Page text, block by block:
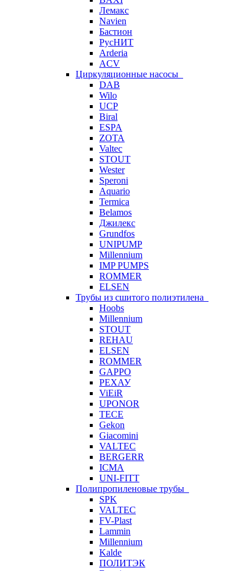
Лемакс
Navien
Бастион
РусНИТ
Arderia
ACV
Циркуляционные насосы
DAB
Wilo
UCP
Biral
ESPA
ZOTA
Valtec
STOUT
Wester
Speroni
Aquario
Termica
Belamos
Джилекс
Grundfos
UNIPUMP
Millennium
IMP PUMPS
ROMMER
ELSEN
Трубы из сшитого полиэтилена
Hoobs
Millennium
STOUT
REHAU
ELSEN
ROMMER
GAPPO
РЕХАУ
ViEiR
UPONOR
TECE
Gekon
Giacomini
VALTEC
BERGERR
ICMA
UNI-FITT
Полипропиленовые трубы
SPK
VALTEC
FV-Plast
Lammin
Millennium
Kalde
ПОЛИТЭК